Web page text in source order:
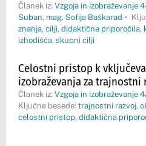
Članek iz: Vzgoja in izobraževanje
Suban, mag. Sofija Baškarad •
znanja, cilji, didaktična priporočila,
izhodišča, skupni cilji
Celostni pristop k
izobraževanja za trajnostni
Članek iz: Vzgoja in izobraževanje
Ključne besede: trajnostni razvoj,
celostni pristop, didaktična